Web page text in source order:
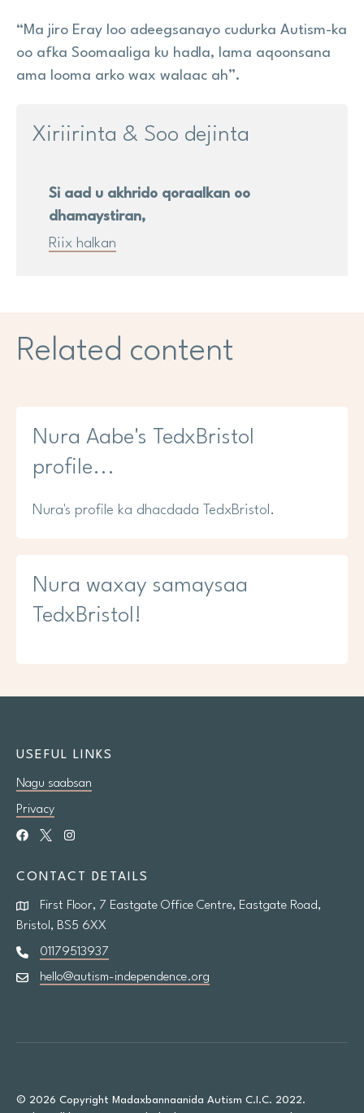
“Ma jiro Eray loo adeegsanayo cudurka Autism-ka
oo afka Soomaaliga ku hadla, lama aqoonsana
ama looma arko wax walaac ah”.
Xiriirinta & Soo dejinta
Si aad u akhrido qoraalkan oo
dhamaystiran,
Riix halkan
Related content
Nura Aabe's TedxBristol
profile...
Nura's profile ka dhacdada TedxBristol.
Nura waxay samaysaa
TedxBristol!
USEFUL LINKS
Nagu saabsan
Privacy
CONTACT DETAILS
First Floor, 7 Eastgate Office Centre, Eastgate Road,
Bristol, BS5 6XX
01179513937
hello@autism-independence.org
© 2026 Copyright Madaxbannaanida Autism C.I.C. 2022.